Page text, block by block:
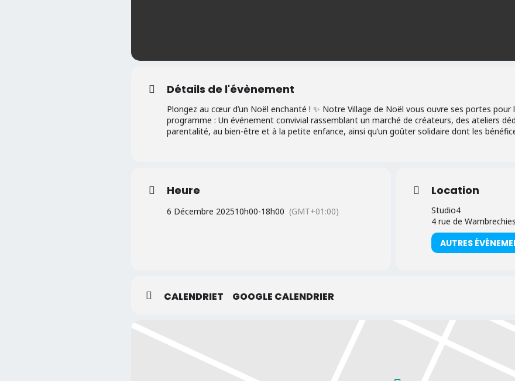
Détails de l'évènement
Plongez au cœur d’un Noël enchanté ! ✨ Notre Village de Noël vous ouvre ses portes pour
programme : Un événement convivial rassemblant un marché de créateurs, des ateliers
parentalité, au bien-être et à la petite enfance, ainsi qu’un goûter solidaire dont les
Heure
6 Décembre 202510h00-18h00 (GMT+01:00)
Location
Studio4
4 rue de Wambrechies
AUTRES
CALENDRIET GOOGLE CALENDRIER